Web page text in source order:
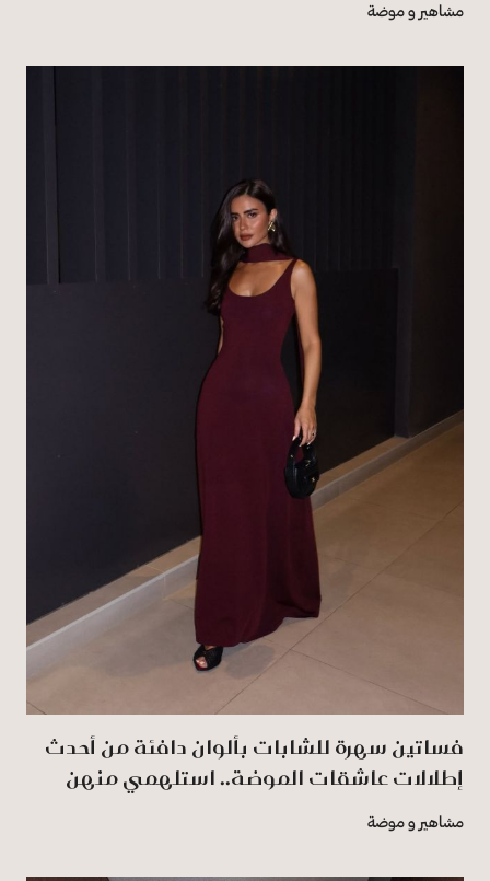
مشاهير و موضة
فساتين سهرة للشابات بألوان دافئة من أحدث
إطلالات عاشقات الموضة.. استلهمي منهن
مشاهير و موضة